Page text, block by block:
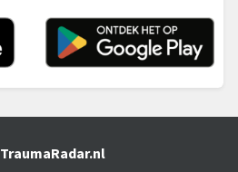
TraumaRadar.nl